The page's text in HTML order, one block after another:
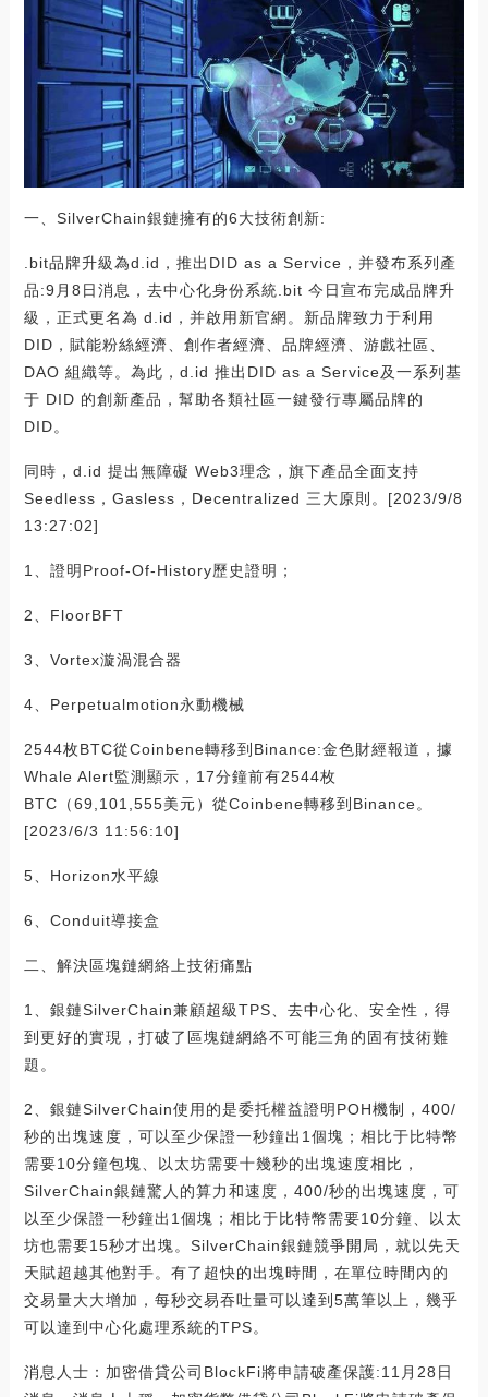
一、SilverChain銀鏈擁有的6大技術創新:
.bit品牌升級為d.id，推出DID as a Service，并發布系列產
品:9月8日消息，去中心化身份系統.bit 今日宣布完成品牌升
級，正式更名為 d.id，并啟用新官網。新品牌致力于利用
DID，賦能粉絲經濟、創作者經濟、品牌經濟、游戲社區、
DAO 組織等。為此，d.id 推出DID as a Service及一系列基
于 DID 的創新產品，幫助各類社區一鍵發行專屬品牌的
DID。
同時，d.id 提出無障礙 Web3理念，旗下產品全面支持
Seedless，Gasless，Decentralized 三大原則。[2023/9/8
13:27:02]
1、證明Proof-Of-History歷史證明；
2、FloorBFT
3、Vortex漩渦混合器
4、Perpetualmotion永動機械
2544枚BTC從Coinbene轉移到Binance:金色財經報道，據
Whale Alert監測顯示，17分鐘前有2544枚
BTC（69,101,555美元）從Coinbene轉移到Binance。
[2023/6/3 11:56:10]
5、Horizon水平線
6、Conduit導接盒
二、解決區塊鏈網絡上技術痛點
1、銀鏈SilverChain兼顧超級TPS、去中心化、安全性，得
到更好的實現，打破了區塊鏈網絡不可能三角的固有技術難
題。
2、銀鏈SilverChain使用的是委托權益證明POH機制，400/
秒的出塊速度，可以至少保證一秒鐘出1個塊；相比于比特幣
需要10分鐘包塊、以太坊需要十幾秒的出塊速度相比，
SilverChain銀鏈驚人的算力和速度，400/秒的出塊速度，可
以至少保證一秒鐘出1個塊；相比于比特幣需要10分鐘、以太
坊也需要15秒才出塊。SilverChain銀鏈競爭開局，就以先天
天賦超越其他對手。有了超快的出塊時間，在單位時間內的
交易量大大增加，每秒交易吞吐量可以達到5萬筆以上，幾乎
可以達到中心化處理系統的TPS。
消息人士：加密借貸公司BlockFi將申請破產保護:11月28日